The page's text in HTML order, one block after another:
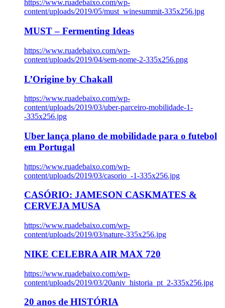
https://www.ruadebaixo.com/wp-
content/uploads/2019/05/must_winesummit-335x256.jpg
MUST – Fermenting Ideas
https://www.ruadebaixo.com/wp-
content/uploads/2019/04/sem-nome-2-335x256.png
L’Origine by Chakall
https://www.ruadebaixo.com/wp-
content/uploads/2019/03/uber-parceiro-mobilidade-1-
-335x256.jpg
Uber lança plano de mobilidade para o futebol
em Portugal
https://www.ruadebaixo.com/wp-
content/uploads/2019/03/casorio_-1-335x256.jpg
CASÓRIO: JAMESON CASKMATES &
CERVEJA MUSA
https://www.ruadebaixo.com/wp-
content/uploads/2019/03/nature-335x256.jpg
NIKE CELEBRA AIR MAX 720
https://www.ruadebaixo.com/wp-
content/uploads/2019/03/20aniv_historia_pt_2-335x256.jpg
20 anos de HISTÓRIA